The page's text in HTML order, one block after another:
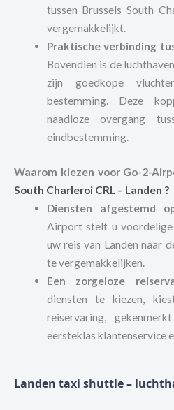
tussen Brussels South
vergemakkelijkt.
Praktische verbinding
Bovendien is de
zijn goedkope
bestemming. Deze
naadloze overgang
eindbestemming.
Waarom kiezen voor Go-2-
South Charleroi CRL – Landen ?
Diensten afgestemd
Airport stelt u voordelige
uw reis van Landen naar
te vergemakkelijken.
Een zorgeloze
diensten te kiezen,
reiservaring,
eersteklas klantenservice
Landen taxi shuttle –